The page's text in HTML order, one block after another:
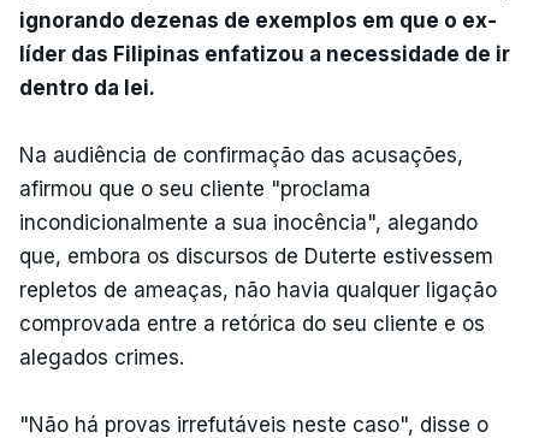
ignorando dezenas de exemplos em que o ex-
líder das Filipinas enfatizou a necessidade de ir
dentro da lei.
Na audiência de confirmação das acusações,
afirmou que o seu cliente "proclama
incondicionalmente a sua inocência", alegando
que, embora os discursos de Duterte estivessem
repletos de ameaças, não havia qualquer ligação
comprovada entre a retórica do seu cliente e os
alegados crimes.
"Não há provas irrefutáveis neste caso", disse o